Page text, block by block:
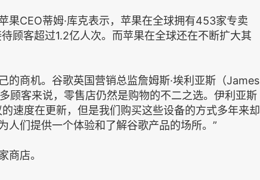
果CEO蒂姆·库克表示，苹果在全球拥有453家专卖
顾客超过1.2亿人次。而苹果在全球还在不断扩大其
的商机。谷歌英国营销总监詹姆斯·埃利亚斯（James
顾客来说，零售店仍然是购物的不二之选。伊利亚斯
速度在更新，但是我们购买这些设备的方式多年来却
人们提供一个体验和了解谷歌产品的场所。”
商店。